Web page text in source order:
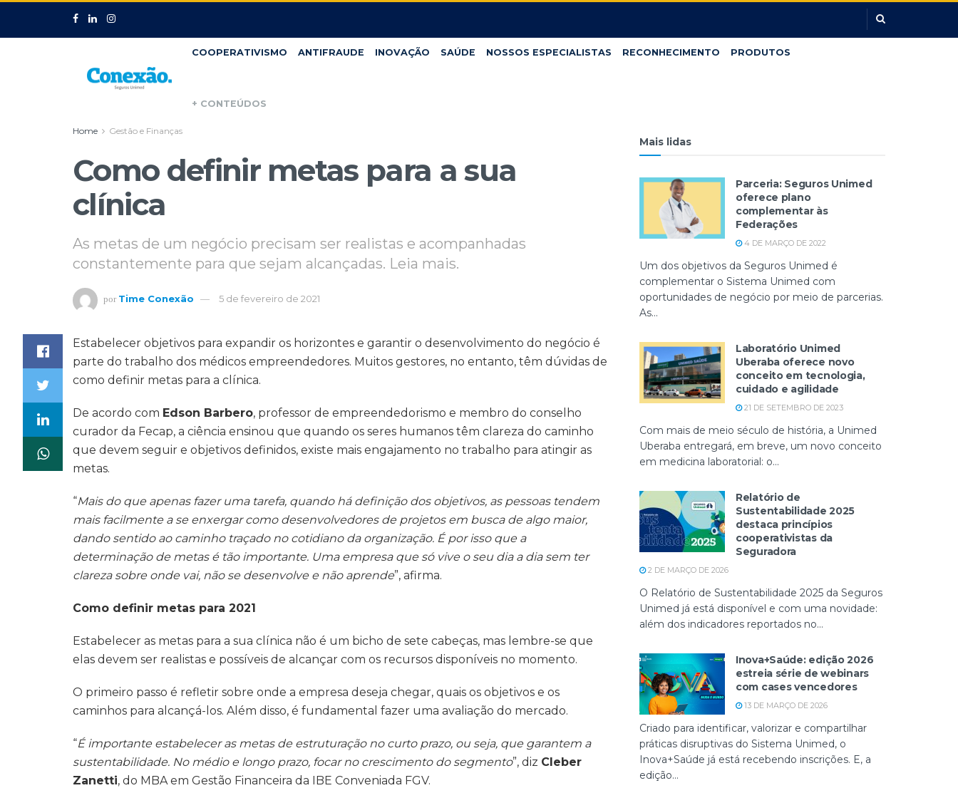
COOPERATIVISMO ANTIFRAUDE INOVAÇÃO SAÚDE NOSSOS ESPECIALISTAS RECONHECIMENTO PRODUTOS
+ CONTEÚDOS
Home Gestão e Finanças
Como definir metas para a sua
clínica
As metas de um negócio precisam ser realistas e acompanhadas
constantemente para que sejam alcançadas. Leia mais.
por Time Conexão 5 de fevereiro de 2021
Estabelecer objetivos para expandir os horizontes e garantir o desenvolvimento do negócio é
parte do trabalho dos médicos empreendedores. Muitos gestores, no entanto, têm dúvidas de
como definir metas para a clínica.
De acordo com Edson Barbero, professor de empreendedorismo e membro do conselho
curador da Fecap, a ciência ensinou que quando os seres humanos têm clareza do caminho
que devem seguir e objetivos definidos, existe mais engajamento no trabalho para atingir as
metas.
“Mais do que apenas fazer uma tarefa, quando há definição dos objetivos, as pessoas tendem
mais facilmente a se enxergar como desenvolvedores de projetos em busca de algo maior,
dando sentido ao caminho traçado no cotidiano da organização. É por isso que a
determinação de metas é tão importante. Uma empresa que só vive o seu dia a dia sem ter
clareza sobre onde vai, não se desenvolve e não aprende”, afirma.
Como definir metas para 2021
Estabelecer as metas para a sua clínica não é um bicho de sete cabeças, mas lembre-se que
elas devem ser realistas e possíveis de alcançar com os recursos disponíveis no momento.
O primeiro passo é refletir sobre onde a empresa deseja chegar, quais os objetivos e os
caminhos para alcançá-los. Além disso, é fundamental fazer uma avaliação do mercado.
“É importante estabelecer as metas de estruturação no curto prazo, ou seja, que garantem a
sustentabilidade. No médio e longo prazo, focar no crescimento do segmento”, diz Cleber
Zanetti, do MBA em Gestão Financeira da IBE Conveniada FGV.
Mais lidas
Parceria: Seguros Unimed
oferece plano
complementar às
Federações
4 DE MARÇO DE 2022
Um dos objetivos da Seguros Unimed é
complementar o Sistema Unimed com
oportunidades de negócio por meio de parcerias.
As...
Laboratório Unimed
Uberaba oferece novo
conceito em tecnologia,
cuidado e agilidade
21 DE SETEMBRO DE 2023
Com mais de meio século de história, a Unimed
Uberaba entregará, em breve, um novo conceito
em medicina laboratorial: o...
Relatório de
Sustentabilidade 2025
destaca princípios
cooperativistas da
Seguradora
2 DE MARÇO DE 2026
O Relatório de Sustentabilidade 2025 da Seguros
Unimed já está disponível e com uma novidade:
além dos indicadores reportados no...
Inova+Saúde: edição 2026
estreia série de webinars
com cases vencedores
13 DE MARÇO DE 2026
Criado para identificar, valorizar e compartilhar
práticas disruptivas do Sistema Unimed, o
Inova+Saúde já está recebendo inscrições. E, a
edição...